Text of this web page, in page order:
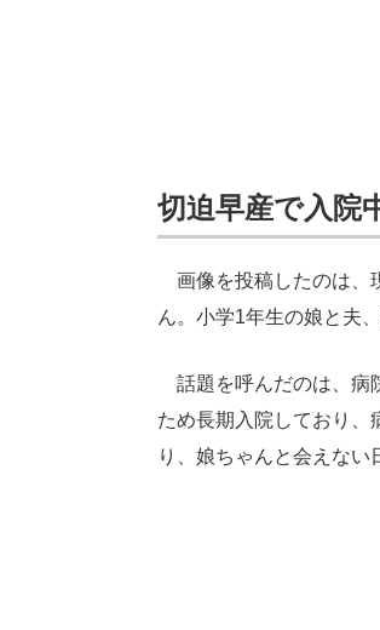
切迫早産で入院
画像を投稿したのは、
ん。小学1年生の娘と夫
話題を呼んだのは、病
ため長期入院しており、
り、娘ちゃんと会えない